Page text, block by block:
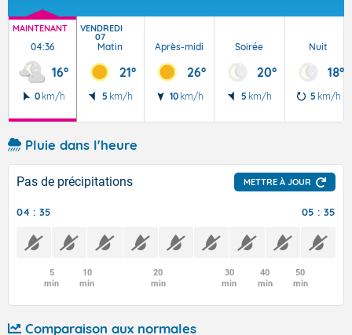
MAINTENANT
04:36
16°
0 km/h
VENDREDI
07
Matin
21°
5 km/h
Après-midi
26°
10 km/h
Soirée
20°
5 km/h
Nuit
18°
5 km/h
Pluie dans l'heure
Pas de précipitations METTRE À JOUR
04 : 35 05 : 35
5
min
10
min
20
min
30
min
40
min
50
min
Comparaison aux normales